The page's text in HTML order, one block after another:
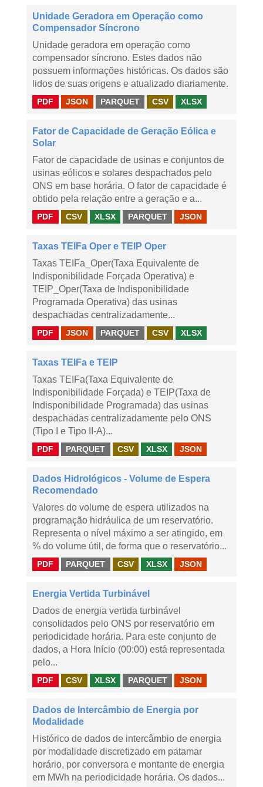
Unidade Geradora em Operação como
Compensador Síncrono
Unidade geradora em operação como
compensador síncrono. Estes dados não
possuem informações históricas. Os dados são
lidos de suas origens e atualizado diariamente.
PDF JSON PARQUET CSV XLSX
Fator de Capacidade de Geração Eólica e
Solar
Fator de capacidade de usinas e conjuntos de
usinas eólicos e solares despachados pelo
ONS em base horária. O fator de capacidade é
obtido pela relação entre a geração e a...
PDF CSV XLSX PARQUET JSON
Taxas TEIFa Oper e TEIP Oper
Taxas TEIFa_Oper(Taxa Equivalente de
Indisponibilidade Forçada Operativa) e
TEIP_Oper(Taxa de Indisponibilidade
Programada Operativa) das usinas
despachadas centralizadamente...
PDF JSON PARQUET CSV XLSX
Taxas TEIFa e TEIP
Taxas TEIFa(Taxa Equivalente de
Indisponibilidade Forçada) e TEIP(Taxa de
Indisponibilidade Programada) das usinas
despachadas centralizadamente pelo ONS
(Tipo I e Tipo II-A)...
PDF PARQUET CSV XLSX JSON
Dados Hidrológicos - Volume de Espera
Recomendado
Valores do volume de espera utilizados na
programação hidráulica de um reservatório.
Representa o nível máximo a ser atingido, em
% do volume útil, de forma que o reservatório...
PDF PARQUET CSV XLSX JSON
Energia Vertida Turbinável
Dados de energia vertida turbinável
consolidados pelo ONS por reservatório em
periodicidade horária. Para este conjunto de
dados, a Hora Início (00:00) está representada
pelo...
PDF CSV XLSX PARQUET JSON
Dados de Intercâmbio de Energia por
Modalidade
Histórico de dados de intercâmbio de energia
por modalidade discretizado em patamar
horário, por conversora e montante de energia
em MWh na periodicidade horária. Os dados...